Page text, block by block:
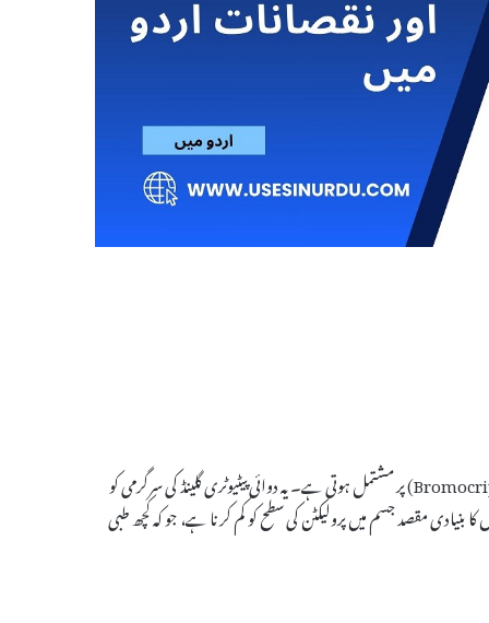
Parlodel Tablet ایک نسخے کی دوائی ہے جو بنیادی طور پر بروموکریپٹائن (Bromocriptine) پر مشتمل ہوتی ہے۔ یہ دوائی پیٹیوٹری گلینڈ کی سرگرمی کو
مقصد جسم میں پرولیکٹن کی سطح کو کم کرنا ہے، جو کہ کچھ طبی